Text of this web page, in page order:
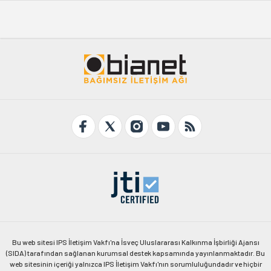
Bu web sitesi IPS İletişim Vakfı'na İsveç Uluslararası Kalkınma İşbirliği Ajansı
(SIDA) tarafından sağlanan kurumsal destek kapsamında yayınlanmaktadır. Bu
web sitesinin içeriği yalnızca IPS İletişim Vakfı'nın sorumluluğundadır ve hiçbir